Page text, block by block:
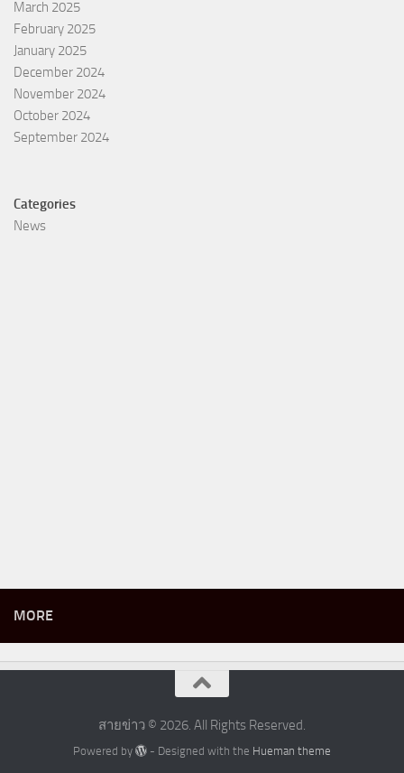
March 2025
February 2025
January 2025
December 2024
November 2024
October 2024
September 2024
Categories
News
MORE
สายข่าว © 2026. All Rights Reserved.
Powered by - Designed with the Hueman theme